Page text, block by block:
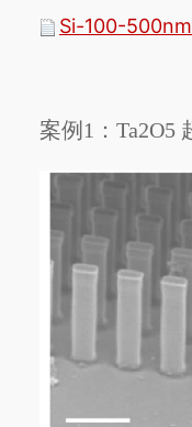
Si-100-
案例1：Ta2O5